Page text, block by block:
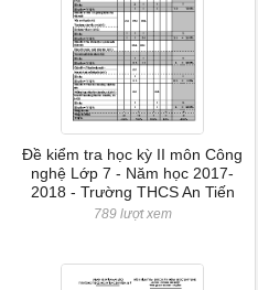
Đề kiểm tra học kỳ II môn Công
nghệ Lớp 7 - Năm học 2017-
2018 - Trường THCS An Tiến
789 lượt xem